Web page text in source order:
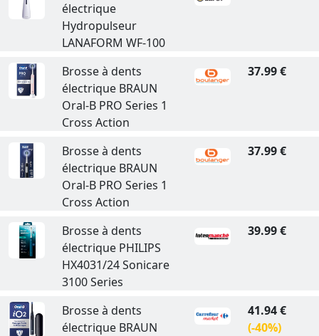
électrique
Hydropulseur
LANAFORM WF-100
Brosse à dents
électrique BRAUN
Oral-B PRO Series 1
Cross Action
37.99 €
Brosse à dents
électrique BRAUN
Oral-B PRO Series 1
Cross Action
37.99 €
Brosse à dents
électrique PHILIPS
HX4031/24 Sonicare
3100 Series
39.99 €
Brosse à dents
électrique BRAUN
41.94 €
(-40%)